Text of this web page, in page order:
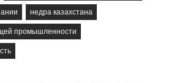
недра казахстана
промышленности